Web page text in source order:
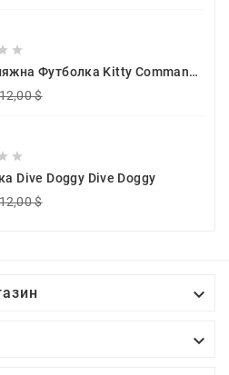

Камуфляжна Футболка Kitty Commander
$

Dive Doggy Dive Doggy
$

